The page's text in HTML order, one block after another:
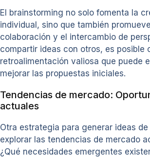
El brainstorming no solo fomenta la
individual, sino que también
colaboración y el intercambio de
compartir ideas con otros, es posible
retroalimentación valiosa que puede
mejorar las propuestas iniciales.
Tendencias de mercado:
actuales
Otra estrategia para generar ideas
explorar las tendencias de mercado
¿Qué necesidades emergentes